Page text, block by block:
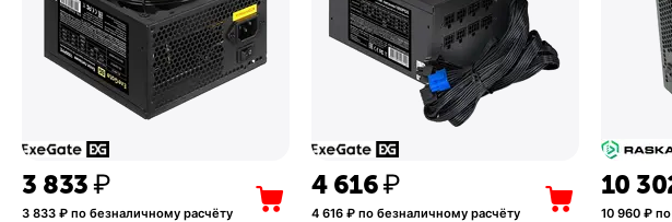
3 833₽
3 833 ₽ по безналичному расчёту
4 616₽
4 616₽ по безналичному расчёту
10
10 960₽ по